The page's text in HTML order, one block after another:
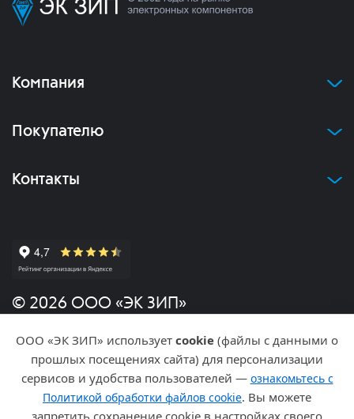
Компания
Покупателю
Контакты
© 2026 ООО «ЭК ЗИП»
Политика конфиденциальности
Разработка и продвижение
ООО «ЭК ЗИП» использует cookie (файлы с данными о
прошлых посещениях сайта) для персонализации
сервисов и удобства пользователей — ознакомьтесь с
Политикой обработки файлов cookie. Вы можете
запретить сохранение cookie в настройках своего